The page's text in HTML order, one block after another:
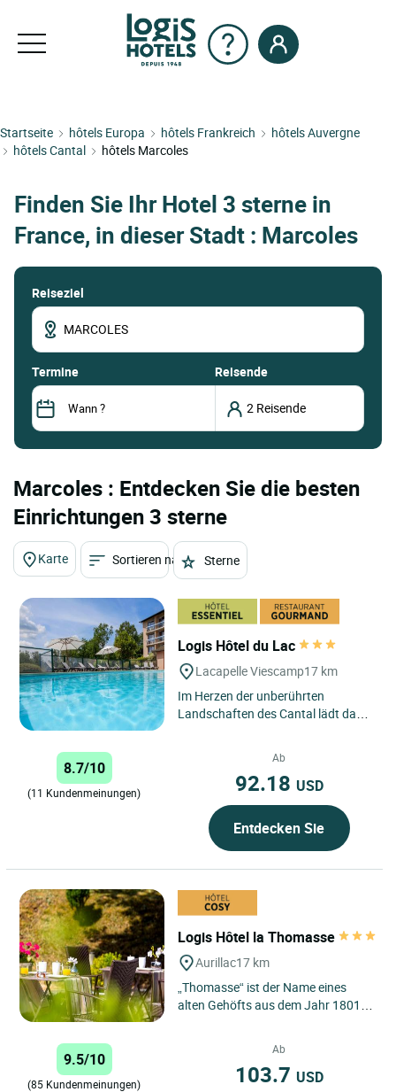
Startseite hôtels Europa hôtels Frankreich
hôtels Auvergne
hôtels Cantal
hôtels Marcoles
Finden Sie Ihr Hotel 3 sterne in
France, in dieser Stadt : Marcoles
Reiseziel
termine Reisende
Marcoles : Entdecken Sie die besten
Einrichtungen 3 sterne
Karte Sortieren nach Sterne
Logis Hôtel du Lac
Lacapelle Viescamp17 km
Im Herzen der unberührten
Landschaften des Cantal lädt das
8.7/10
(11 Kundenmeinungen)
Ab
92.18 USD
Entdecken Sie
Logis Hôtel la Thomasse
Aurillac17 km
„Thomasse“ ist der Name eines
alten Gehöfts aus dem Jahr 1801.
9.5/10
(85 Kundenmeinungen)
Ab
103.7 USD